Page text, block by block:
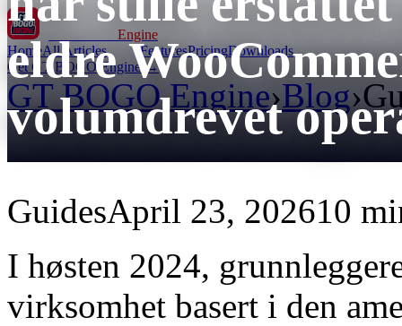
Engine
HomeAll Articles FeaturesPricingDownloads
Get GT BOGO Engine →
GT BOGO Engine›Blog›
eldre
volumdrevet
GuidesApril 23, 202610
I høsten 2024,
virksomhet basert i den